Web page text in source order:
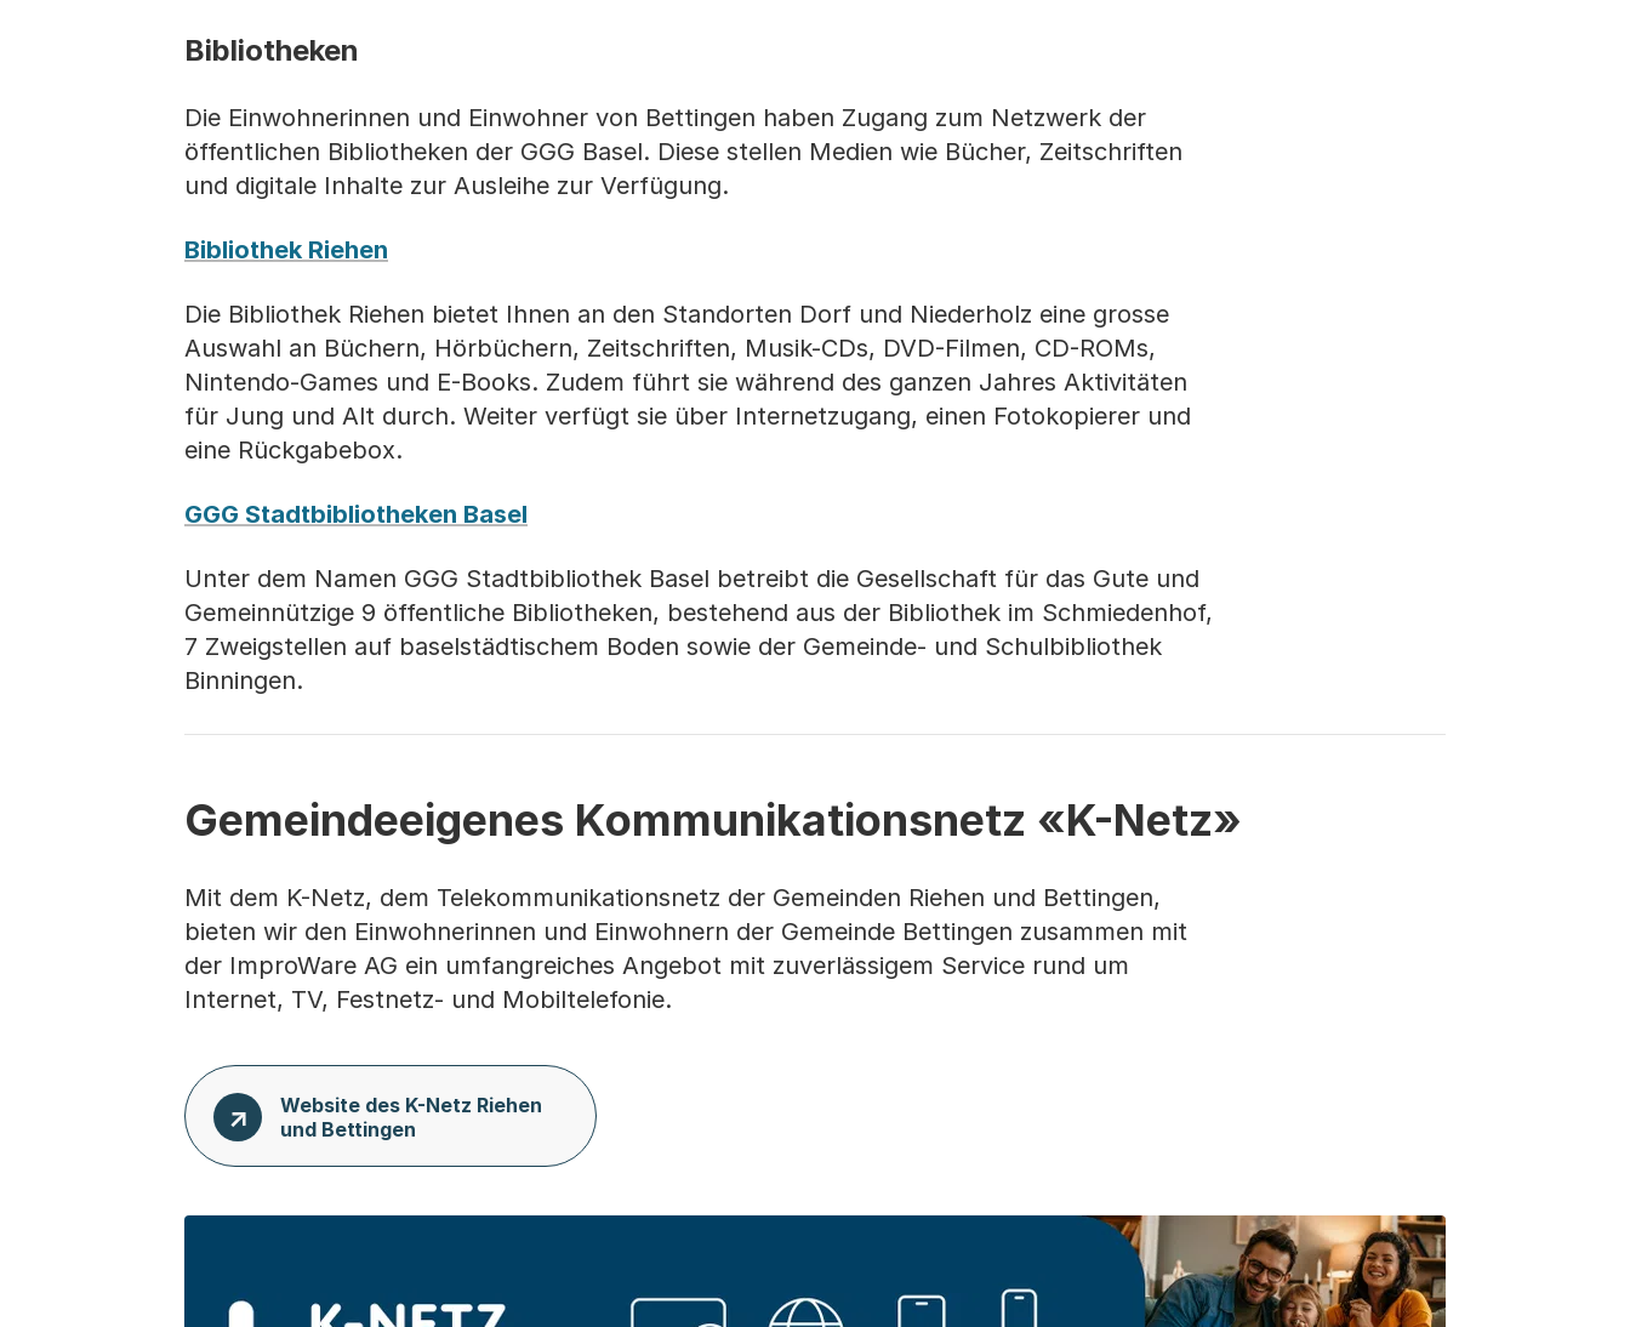
Bibliotheken
Die Einwohnerinnen und Einwohner von Bettingen haben Zugang zum Netzwerk der
öffentlichen Bibliotheken der GGG Basel. Diese stellen Medien wie Bücher, Zeitschriften
und digitale Inhalte zur Ausleihe zur Verfügung.
Bibliothek Riehen
Die Bibliothek Riehen bietet Ihnen an den Standorten Dorf und Niederholz eine grosse
Auswahl an Büchern, Hörbüchern, Zeitschriften, Musik-CDs, DVD-Filmen, CD-ROMs,
Nintendo-Games und E-Books. Zudem führt sie während des ganzen Jahres Aktivitäten
für Jung und Alt durch. Weiter verfügt sie über Internetzugang, einen Fotokopierer und
eine Rückgabebox.
GGG Stadtbibliotheken Basel
Unter dem Namen GGG Stadtbibliothek Basel betreibt die Gesellschaft für das Gute und
Gemeinnützige 9 öffentliche Bibliotheken, bestehend aus der Bibliothek im Schmiedenhof,
7 Zweigstellen auf baselstädtischem Boden sowie der Gemeinde- und Schulbibliothek
Binningen.
Gemeindeeigenes Kommunikationsnetz «K-Netz»
Mit dem K-Netz, dem Telekommunikationsnetz der Gemeinden Riehen und Bettingen,
bieten wir den Einwohnerinnen und Einwohnern der Gemeinde Bettingen zusammen mit
der ImproWare AG ein umfangreiches Angebot mit zuverlässigem Service rund um
Internet, TV, Festnetz- und Mobiltelefonie.
Website des K-Netz Riehen
und Bettingen